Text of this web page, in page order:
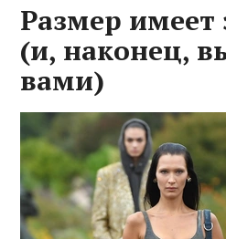
Размер имеет
(и, наконец,
вами)